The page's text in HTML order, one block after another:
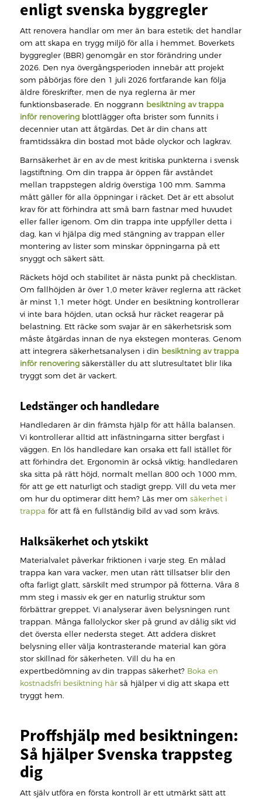
enligt svenska byggregler
Att renovera handlar om mer än bara estetik; det handlar
om att skapa en trygg miljö för alla i hemmet. Boverkets
byggregler (BBR) genomgår en stor förändring under
2026. Den nya övergångsperioden innebär att projekt
som påbörjas före den 1 juli 2026 fortfarande kan följa
äldre föreskrifter, men de nya reglerna är mer
funktionsbaserade. En noggrann besiktning av trappa
inför renoveringblottlägger ofta brister som funnits i
decennier utan att åtgärdas. Det är din chans att
framtidssäkra din bostad mot både olyckor och lagkrav.
Barnsäkerhet är en av de mest kritiska punkterna i svensk
lagstiftning. Om din trappa är öppen får avståndet
mellan trappstegen aldrig överstiga 100 mm. Samma
mått gäller för alla öppningar i räcket. Det är ett absolut
krav för att förhindra att små barn fastnar med huvudet
eller faller igenom. Om din trappa inte uppfyller detta i
dag, kan vi hjälpa dig med stängning av trappan eller
montering av lister som minskar öppningarna på ett
snyggt och säkert sätt.
Räckets höjd och stabilitet är nästa punkt på checklistan.
Om fallhöjden är över 1,0 meter kräver reglerna att räcket
är minst 1,1 meter högt. Under en besiktning kontrollerar
vi inte bara höjden, utan också hur räcket reagerar på
belastning. Ett räcke som svajar är en säkerhetsrisk som
måste åtgärdas innan de nya ekstegen monteras. Genom
att integrera säkerhetsanalysen i din besiktning av trappa
inför renoveringsäkerställer du att slutresultatet blir lika
tryggt som det är vackert.
Ledstänger och handledare
Handledaren är din främsta hjälp för att hålla balansen.
Vi kontrollerar alltid att infästningarna sitter bergfast i
väggen. En lös handledare kan orsaka ett fall istället för
att förhindra det. Ergonomin är också viktig; handledaren
ska sitta på rätt höjd, normalt mellan 800 och 1000 mm,
för att ge ett naturligt och stadigt grepp. Vill du veta mer
om hur du optimerar ditt hem? Läs mer om säkerhet i
trappa för att få en fullständig bild av vad som krävs.
Halksäkerhet och ytskikt
Materialvalet påverkar friktionen i varje steg. En målad
trappa kan vara vacker, men utan rätt tillsatser blir den
ofta farligt glatt, särskilt med strumpor på fötterna. Våra 8
mm steg i massiv ek ger en naturlig struktur som
förbättrar greppet. Vi analyserar även belysningen runt
trappan. Många fallolyckor sker på grund av dålig sikt vid
det översta eller nedersta steget. Att addera diskret
belysning eller välja kontrasterande material kan göra
stor skillnad för säkerheten. Vill du ha en
expertbedömning av din trappas säkerhet? Boka en
kostnadsfri besiktning härså hjälper vi dig att skapa ett
tryggt hem.
Proffshjälp med besiktningen:
Så hjälper Svenska trappsteg
dig
Att själv utföra en första kontroll är ett utmärkt sätt att